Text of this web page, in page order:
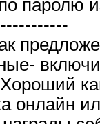
паролю
онлайн